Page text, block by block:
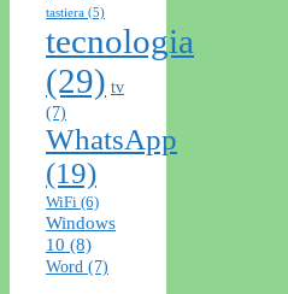
tastiera (5)
tecnologia
(29) tv
(7)
WhatsApp
(19)
WiFi (6)
Windows
10 (8)
Word (7)